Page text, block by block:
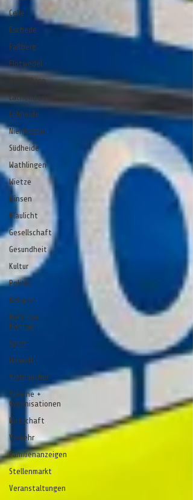
Celle
Eschede
Faßberg
Flotwedel
Hambühren
Lachendorf
Lohheide
Nienhagen
Südheide
Wathlingen
Wietze
Winsen
Blaulicht
Gesellschaft
Gesundheit
Kultur
Politik
Religion
Wort zum
Montag
Sport
Umwelt
Verbraucher
Vereine +
Organisationen
Wirtschaft
Verkehr
Familienanzeigen
Stellenmarkt
Veranstaltungen